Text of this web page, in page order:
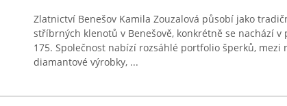
Zlatnictví Benešov Kamila Zouzalová působí jako
stříbrných klenotů v Benešově, konkrétně se nachází v
175. Společnost nabízí rozsáhlé portfolio šperků, mezi
diamantové výrobky, ...